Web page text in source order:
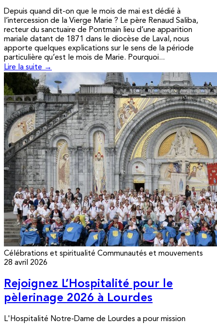
Depuis quand dit-on que le mois de mai est dédié à
l’intercession de la Vierge Marie ? Le père Renaud Saliba,
recteur du sanctuaire de Pontmain lieu d’une apparition
mariale datant de 1871 dans le diocèse de Laval, nous
apporte quelques explications sur le sens de la période
particulière qu’est le mois de Marie. Pourquoi...
Lire la suite →
Célébrations et spiritualité Communautés et mouvements
28 avril 2026
Rejoignez L’Hospitalité pour le
pèlerinage 2026 à Lourdes
L'Hospitalité Notre-Dame de Lourdes a pour mission